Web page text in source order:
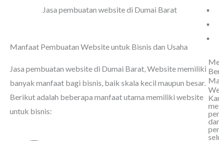
Jasa pembuatan website di Dumai Barat
Manfaat Pembuatan Website untuk Bisnis dan Usaha
Jasa pembuatan website di Dumai Barat, Website memiliki
banyak manfaat bagi bisnis, baik skala kecil maupun besar.
Berikut adalah beberapa manfaat utama memiliki website
untuk bisnis: